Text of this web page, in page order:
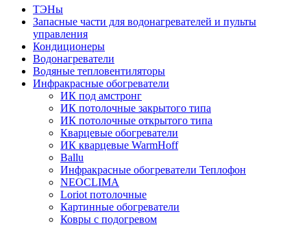
ТЭНы
Запасные части для водонагревателей и пульты
управления
Кондиционеры
Водонагреватели
Водяные тепловентиляторы
Инфракрасные обогреватели
ИК под амстронг
ИК потолочные закрытого типа
ИК потолочные открытого типа
Кварцевые обогреватели
ИК кварцевые WarmHoff
Ballu
Инфракрасные обогреватели Теплофон
NEOCLIMA
Loriot потолочные
Картинные обогреватели
Ковры с подогревом